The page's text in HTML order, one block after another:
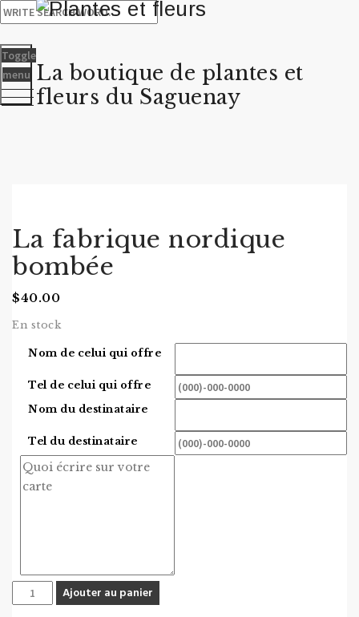
La boutique de plantes et
fleurs du Saguenay
Toggle
menu
La fabrique nordique
bombée
$40.00
En stock
Nom de celui qui offre
Tel de celui qui offre
Nom du destinataire
Tel du destinataire
quantité
de
Ajouter au panier